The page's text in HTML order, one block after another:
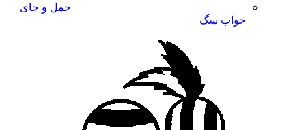
حمل و جای
خواب سگ